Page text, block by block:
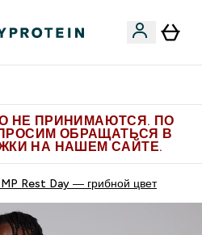
НЕ ПРИНИМАЮТСЯ. ПО
ОБРАЩАТЬСЯ В
НА НАШЕМ САЙТЕ.
Rest Day — грибной цвет